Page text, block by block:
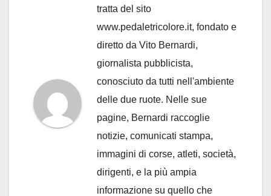
tratta del sito
www.pedaletricolore.it, fondato e
diretto da Vito Bernardi,
giornalista pubblicista,
conosciuto da tutti nell'ambiente
delle due ruote. Nelle sue
pagine, Bernardi raccoglie
notizie, comunicati stampa,
immagini di corse, atleti, società,
dirigenti, e la più ampia
informazione su quello che